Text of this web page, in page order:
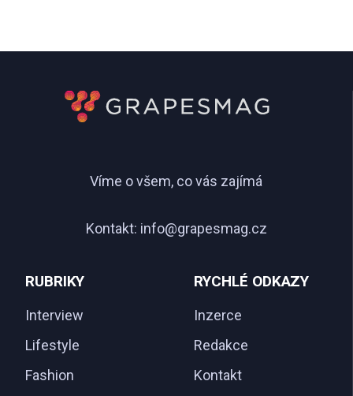
Víme o všem, co vás zajímá
Kontakt: info@grapesmag.cz
RUBRIKY
Interview
Lifestyle
Fashion
RYCHLÉ ODKAZY
Inzerce
Redakce
Kontakt